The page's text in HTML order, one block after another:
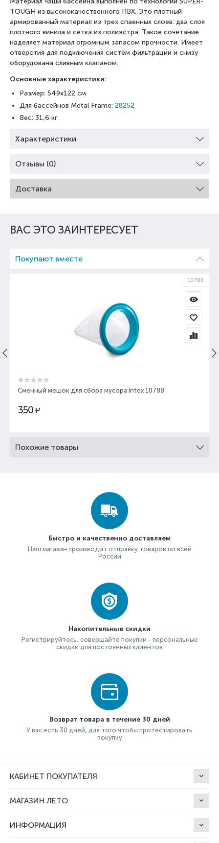
TOUGH из высококачественного ПВХ. Это плотный
армированный материал из трех спаенных слоев: два слоя
плотного винила и сетка из полиэстра. Такое сочетание
наделяет материал огромным запасом прочности. Имеет
отверстия для подключения систем фильтрации и снизу
оборудована сливным клапаном.
Основные характеристики:
Размер: 549x122 см
Для бассейнов Metal Frame: 28252
Вес: 31,6 кг
Характеристики
Отзывы (0)
Доставка
ВАС ЭТО ЗАИНТЕРЕСУЕТ
Покупают вместе
10788
Сменный мешок для сбора мусора Intex 10788
350 Р
Похожие товары
Быстро и качественно доставляем
Наш магазин производит отправку товаров по всей
России
Накопительные скидки
Регистрируйтесь, совершайте покупки - персональные
скидки для постоянных клиентов
Возврат товара в течение 30 дней
У вас есть 30 дней, для того чтобы протестировать
покупку
КАБИНЕТ ПОКУПАТЕЛЯ
МАГАЗИН ЛЕТО
ИНФОРМАЦИЯ